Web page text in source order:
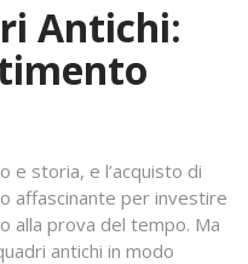
Antichi:
e storia, e l’acquisto di
affascinante per investire
alla prova del tempo. Ma
antichi in modo